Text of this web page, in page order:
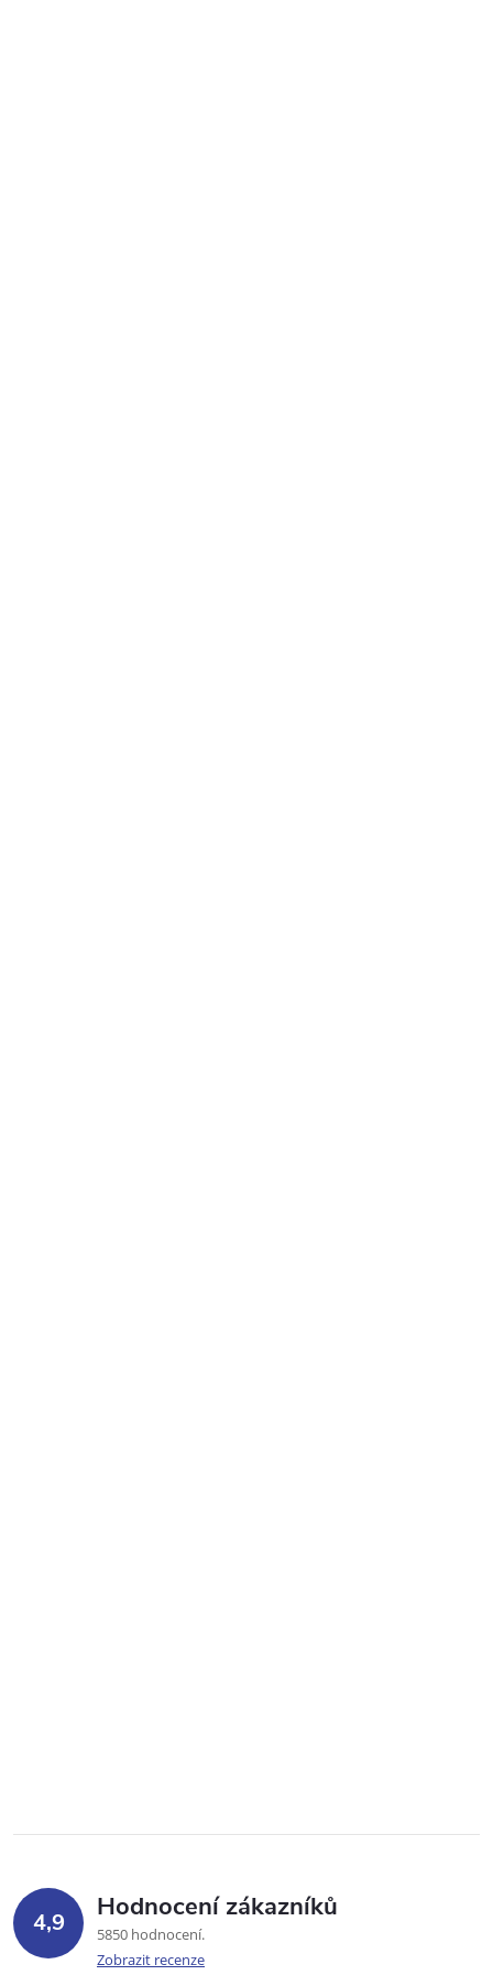
4,9 Hodnocení zákazníků
5850 hodnocení
Zobrazit recenze